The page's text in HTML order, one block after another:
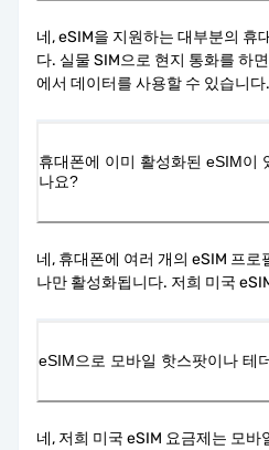
네, eSIM을 지원하는 대부분의 휴
다. 실물 SIM으로 현지 통화를 하
에서 데이터를 사용할 수 있습니다.
휴대폰에 이미 활성화된 eSIM이
나요?
네, 휴대폰에 여러 개의 eSIM 프
나만 활성화됩니다. 저희 미국
eSIM으로 모바일 핫스팟이나 테
네, 저희 미국 eSIM 요금제는 모